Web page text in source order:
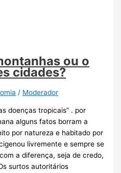
ou o
cidades?
/ Moderador
doenças tropicais” . por
alguns fatos borram a
por natureza e habitado por
livremente e sempre se
a diferença, seja de credo,
surtos autoritários